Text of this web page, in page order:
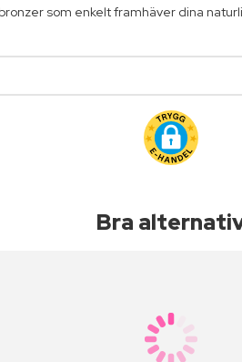
som enkelt framhäver dina
Bra